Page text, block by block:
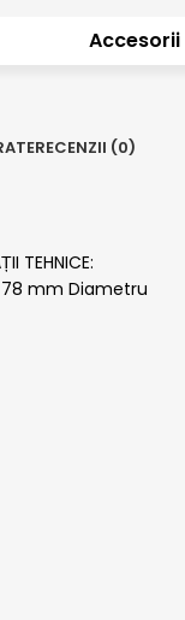
Accesorii
RECENZII (0)
TEHNICE:
mm Diametru